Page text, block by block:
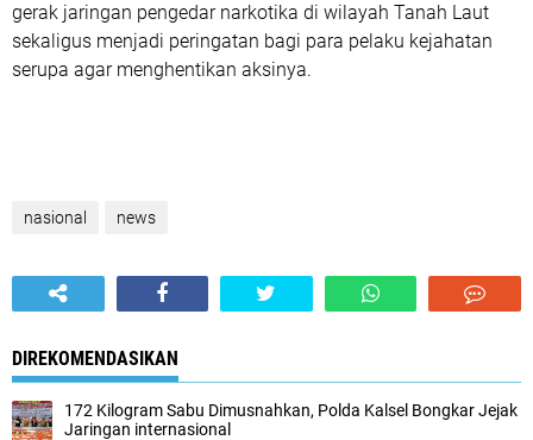
gerak jaringan pengedar narkotika di wilayah Tanah Laut
sekaligus menjadi peringatan bagi para pelaku kejahatan
serupa agar menghentikan aksinya.
nasional news
DIREKOMENDASIKAN
172 Kilogram Sabu Dimusnahkan, Polda Kalsel Bongkar Jejak
Jaringan internasional